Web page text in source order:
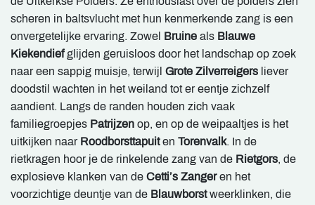
scheren in baltsvlucht met hun kenmerkende zang is een
onvergetelijke ervaring. Zowel Bruine als Blauwe
Kiekendiefglijden geruisloos door het landschap op zoek
naar een sappig muisje, terwijl Grote Zilverreigers liever
doodstil wachten in het weiland tot er eentje zichzelf
aandient. Langs de randen houden zich vaak
familiegroepjes Patrijzen op, en op de weipaaltjes is het
uitkijken naar Roodborsttapuiten Torenvalk. In de
rietkragen hoor je de rinkelende zang van de Rietgors, de
explosieve klanken van de Cetti’s Zangeren het
voorzichtige deuntje van de Blauwborstweerklinken, die